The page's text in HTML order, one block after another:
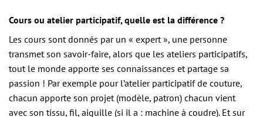
Cours ou atelier participatif, quelle est la différence ?
Les cours sont donnés par un « expert », une personne
transmet son savoir-faire, alors que les ateliers participatifs,
tout le monde apporte ses connaissances et partage sa
passion ! Par exemple pour l’atelier participatif de couture,
chacun apporte son projet (modèle, patron) chacun vient
avec son tissu, fil, aiguille (si il a : machine à coudre). Et sur